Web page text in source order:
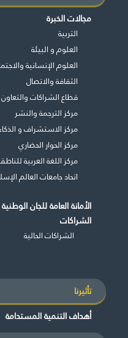
مجالات الخبرة
التربية
العلوم و البيئة
العلوم الإنسانية
الثقافة والاتصال
قطاع الشراكات
مركز الترجمة والنشر
مركز الاستشراف و
مركز الحوار الحضاري
مركز اللغة العربية
اتحاد جامعات العالم
الأمانة العامة للجان
الشراكات
الشراكات الحالية
تأثيرنا
أهداف التنمية المستدامة